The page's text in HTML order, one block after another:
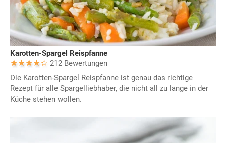
Karotten-Spargel Reispfanne
212 Bewertungen
Die Karotten-Spargel Reispfanne ist genau das richtige
Rezept für alle Spargelliebhaber, die nicht all zu lange in der
Küche stehen wollen.